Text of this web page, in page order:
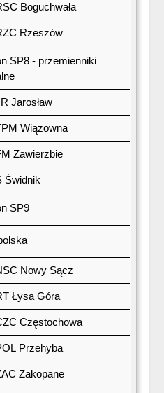
Boguchwała
Rzeszów
SP8 - przemienniki
Jarosław
Wiązowna
Zawierzbie
Świdnik
SP9
Nowy Sącz
Łysa Góra
Częstochowa
Przehyba
Zakopane